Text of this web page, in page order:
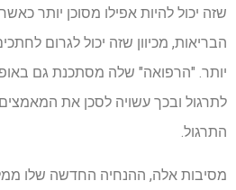
שזה יכול להיות אפילו מסוכן יותר
הבריאות, מכיוון שזה יכול לגרום
יותר. "הרפואה" שלה מסתכנת גם באופן
לתרגול ובכך עשויה לסכן את
התרגול.
מסיבות אלה, ההנחיה החדשה שלו